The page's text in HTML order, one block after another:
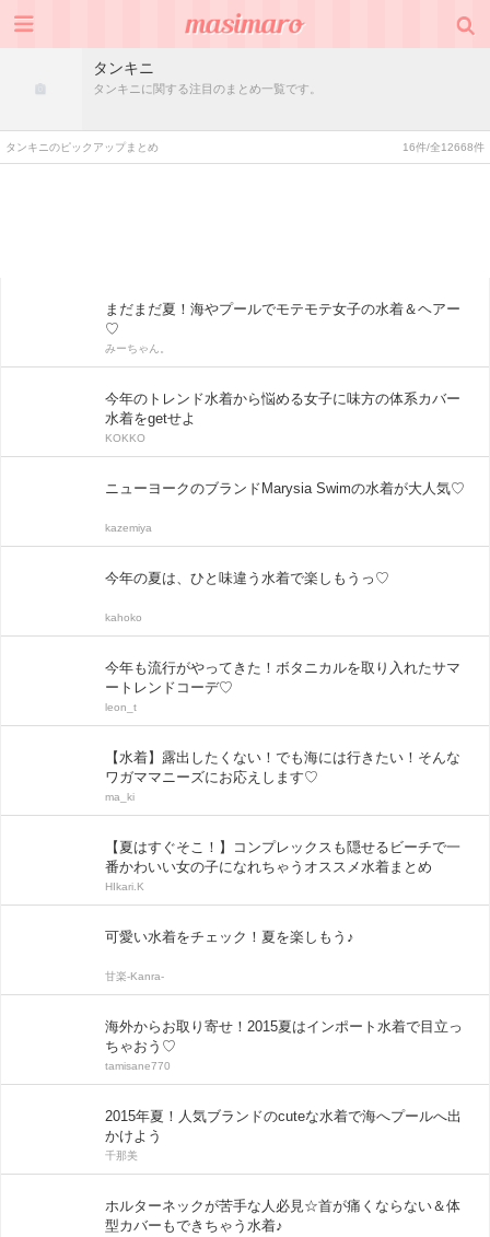
タンキニ
タンキニに関する注目のまとめ一覧です。
タンキニのピックアップまとめ 16件/全12668件
まだまだ夏！海やプールでモテモテ女子の水着＆ヘアー
♡
みーちゃん。
今年のトレンド水着から悩める女子に味方の体系カバー
水着をgetせよ
KOKKO
ニューヨークのブランドMarysia Swimの水着が大人気♡
kazemiya
今年の夏は、ひと味違う水着で楽しもうっ♡
kahoko
今年も流行がやってきた！ボタニカルを取り入れたサマ
ートレンドコーデ♡
leon_t
【水着】露出したくない！でも海には行きたい！そんな
ワガママニーズにお応えします♡
ma_ki
【夏はすぐそこ！】コンプレックスも隠せるビーチで一
番かわいい女の子になれちゃうオススメ水着まとめ
HIkari.K
可愛い水着をチェック！夏を楽しもう♪
甘楽-Kanra-
海外からお取り寄せ！2015夏はインポート水着で目立っ
ちゃおう♡
tamisane770
2015年夏！人気ブランドのcuteな水着で海へプールへ出
かけよう
千那美
ホルターネックが苦手な人必見☆首が痛くならない＆体
型カバーもできちゃう水着♪